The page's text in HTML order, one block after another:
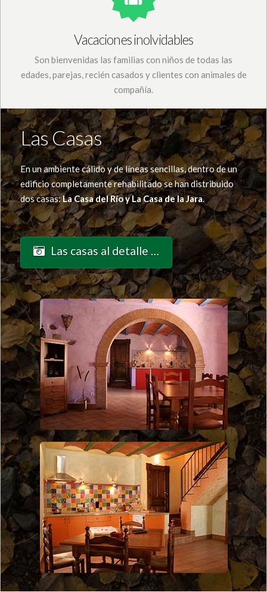
Vacaciones inolvidables
Son bienvenidas las familias con niños de todas las
edades, parejas, recién casados y clientes con animales de
compañía.
Las Casas
En un ambiente cálido y de líneas sencillas, dentro de un
edificio completamente rehabilitado se han distribuido
dos casas:La Casa del Río y La Casa de la Jara.
Las casas al detalle …